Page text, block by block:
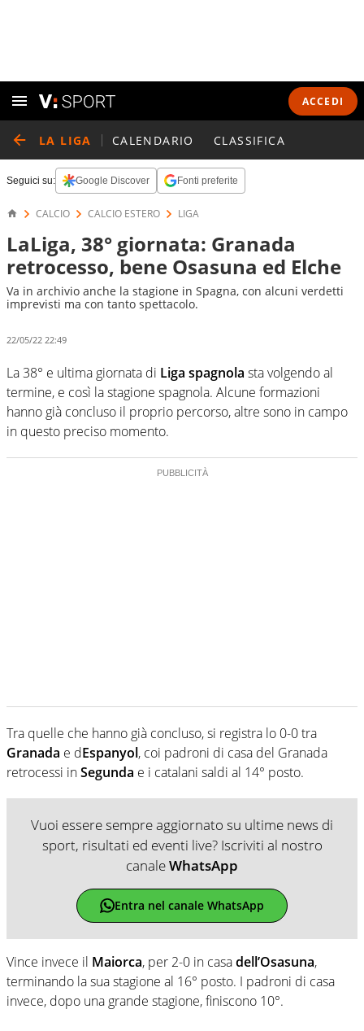
ACCEDI
LA LIGA CALENDARIO CLASSIFICA
Seguici su: Google Discover Fonti preferite
CALCIO CALCIO ESTERO LIGA
LaLiga, 38° giornata: Granada
retrocesso, bene Osasuna ed Elche
Va in archivio anche la stagione in Spagna, con alcuni verdetti
imprevisti ma con tanto spettacolo.
22/05/22 22:49
La 38° e ultima giornata di Liga spagnola sta volgendo al
termine, e così la stagione spagnola. Alcune formazioni
hanno già concluso il proprio percorso, altre sono in campo
in questo preciso momento.
Tra quelle che hanno già concluso, si registra lo 0-0 tra
Granada e dEspanyol, coi padroni di casa del Granada
retrocessi inSegunda e i catalani saldi al 14° posto.
Vuoi essere sempre aggiornato su ultime news di
sport, risultati ed eventi live? Iscriviti al nostro
canaleWhatsApp
Entra nel canale WhatsApp
Vince invece il Maiorca, per 2-0 in casadell’Osasuna,
terminando la sua stagione al 16° posto. I padroni di casa
invece, dopo una grande stagione, finiscono 10°.